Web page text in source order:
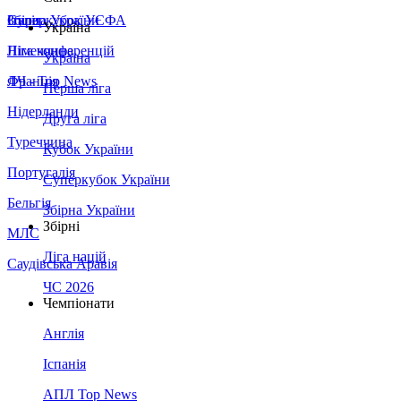
Збірна України
Італія
Німеччина
Франція
Нідерланди
Туреччина
Португалія
Бельгія
МЛС
Саудівська Аравія
Суперкубок УЄФА
Ліга конференцій
ЛЧ - Top News
Україна
Україна
Перша ліга
Друга ліга
Кубок України
Суперкубок України
Збірна України
Збірні
Ліга націй
ЧС 2026
Чемпіонати
Англія
Іспанія
АПЛ Top News